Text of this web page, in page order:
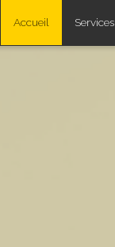
Accueil Services